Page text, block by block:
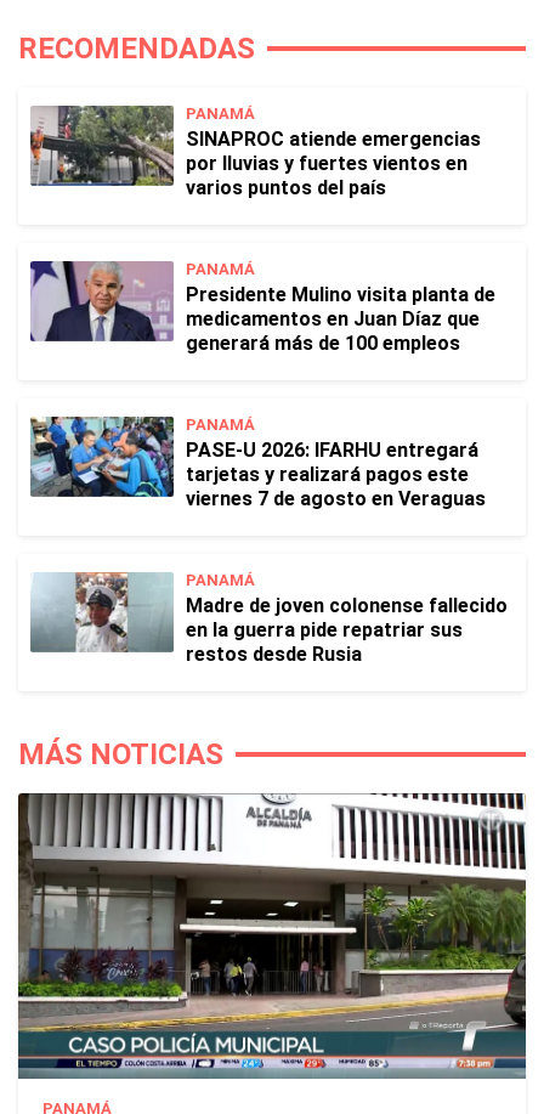
RECOMENDADAS
PANAMÁ
SINAPROC atiende emergencias
por lluvias y fuertes vientos en
varios puntos del país
PANAMÁ
Presidente Mulino visita planta de
medicamentos en Juan Díaz que
generará más de 100 empleos
PANAMÁ
PASE-U 2026: IFARHU entregará
tarjetas y realizará pagos este
viernes 7 de agosto en Veraguas
PANAMÁ
Madre de joven colonense fallecido
en la guerra pide repatriar sus
restos desde Rusia
MÁS NOTICIAS
PANAMÁ